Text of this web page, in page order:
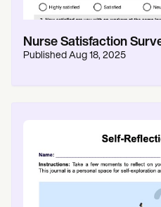
Nurse Satisfaction
Published Aug 18, 2025